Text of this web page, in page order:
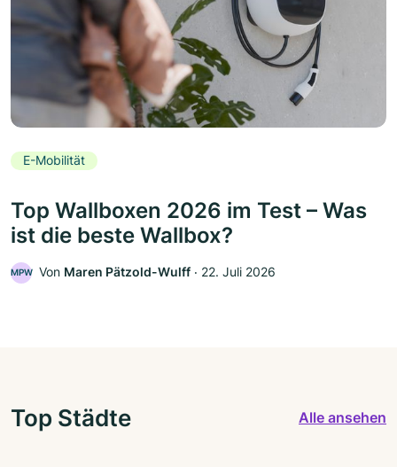
E-Mobilität
Top Wallboxen 2026 im Test – Was
ist die beste Wallbox?
MPW Von Maren Pätzold-Wulff ‧ 22. Juli 2026
Top Städte Alle ansehen